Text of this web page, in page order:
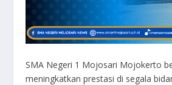
SMA Negeri 1 Mojosari Mojokerto
meningkatkan prestasi di segala